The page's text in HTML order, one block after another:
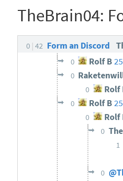
TheBrain04:
0 42 Form an Discord
0 Rolf B
0
0 Rolf
0 Rolf B
0 Rolf
0
1
0